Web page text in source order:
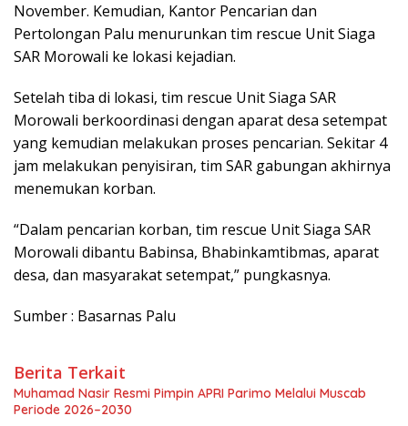
November. Kemudian, Kantor Pencarian dan
Pertolongan Palu menurunkan tim rescue Unit Siaga
SAR Morowali ke lokasi kejadian.
Setelah tiba di lokasi, tim rescue Unit Siaga SAR
Morowali berkoordinasi dengan aparat desa setempat
yang kemudian melakukan proses pencarian. Sekitar 4
jam melakukan penyisiran, tim SAR gabungan akhirnya
menemukan korban.
“Dalam pencarian korban, tim rescue Unit Siaga SAR
Morowali dibantu Babinsa, Bhabinkamtibmas, aparat
desa, dan masyarakat setempat,” pungkasnya.
Sumber : Basarnas Palu
Berita Terkait
Muhamad Nasir Resmi Pimpin APRI Parimo Melalui Muscab
Periode 2026–2030